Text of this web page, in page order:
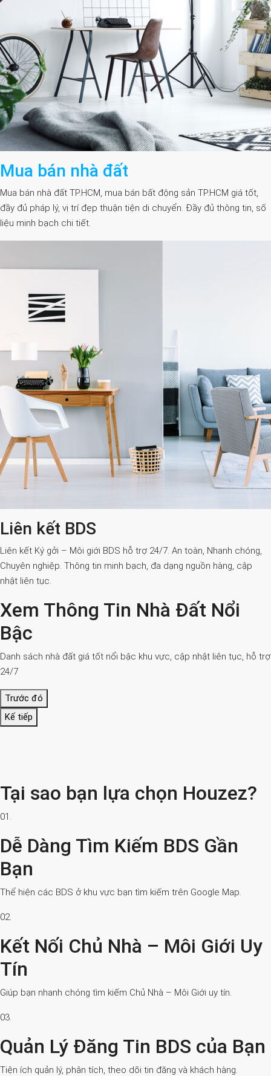
Mua bán nhà đất
Mua bán nhà đất TP.HCM, mua bán bất động sản TP.HCM giá tốt,
đầy đủ pháp lý, vị trí đẹp thuận tiện di chuyển. Đầy đủ thông tin, số
liệu minh bạch chi tiết.
Liên kết BDS
Liên kết Ký gởi – Môi giới BDS hỗ trợ 24/7. An toàn, Nhanh chóng,
Chuyên nghiệp. Thông tin minh bạch, đa dạng nguồn hàng, cập
nhật liên tục.
Xem Thông Tin Nhà Đất Nổi
Bậc
Danh sách nhà đất giá tốt nổi bậc khu vực, cập nhật liên tục, hỗ trợ
24/7
Trước đó
Kế tiếp
Tại sao bạn lựa chọn Houzez?
01.
Dễ Dàng Tìm Kiếm BDS Gần
Bạn
Thể hiện các BDS ở khu vực bạn tìm kiếm trên Google Map.
02.
Kết Nối Chủ Nhà – Môi Giới Uy
Tín
Giúp bạn nhanh chóng tìm kiếm Chủ Nhà – Môi Giới uy tín.
03.
Quản Lý Đăng Tin BDS của Bạn
Tiện ích quản lý, phân tích, theo dõi tin đăng và khách hàng.